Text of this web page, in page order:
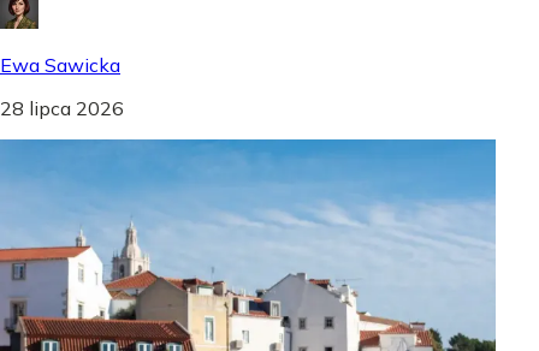
Ewa Sawicka
28 lipca 2026